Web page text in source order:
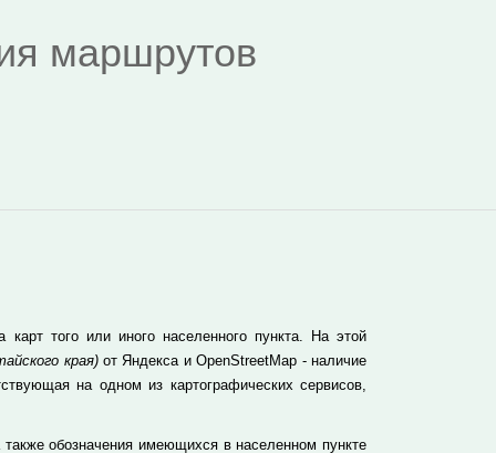
маршрутов
того или иного населенного пункта. На этой
края)от Яндекса и OpenStreetMap - наличие
на одном из картографических сервисов,
обозначения имеющихся в населенном пункте